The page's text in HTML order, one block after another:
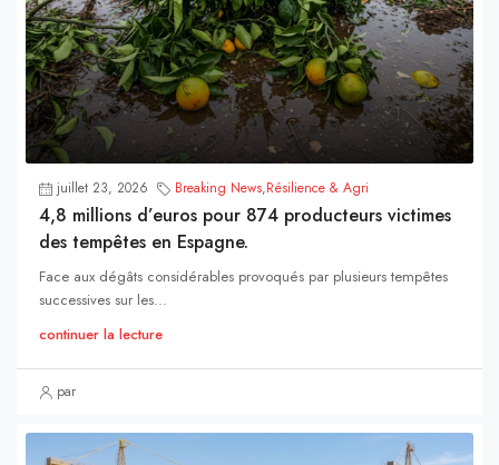
juillet 23, 2026 Breaking News,Résilience & Agri
4,8 millions d’euros pour 874 producteurs victimes
des tempêtes en Espagne.
Face aux dégâts considérables provoqués par plusieurs tempêtes
successives sur les...
continuer la lecture
par